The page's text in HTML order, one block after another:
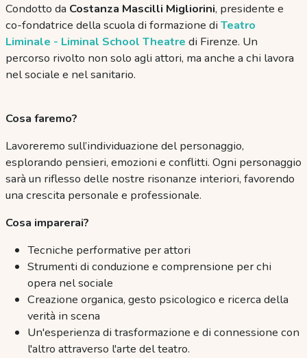
Condotto da Costanza Mascilli Migliorini, presidente e
co-fondatrice della scuola di formazione di Teatro
Liminale - Liminal School Theatre di Firenze. Un
percorso rivolto non solo agli attori, ma anche a chi lavora
nel sociale e nel sanitario.
Cosa faremo?
Lavoreremo sull’individuazione del personaggio,
esplorando pensieri, emozioni e conflitti. Ogni personaggio
sarà un riflesso delle nostre risonanze interiori, favorendo
una crescita personale e professionale.
Cosa imparerai?
Tecniche performative per attori
Strumenti di conduzione e comprensione per chi
opera nel sociale
Creazione organica, gesto psicologico e ricerca della
verità in scena
Un'esperienza di trasformazione e di connessione con
l'altro attraverso l'arte del teatro.